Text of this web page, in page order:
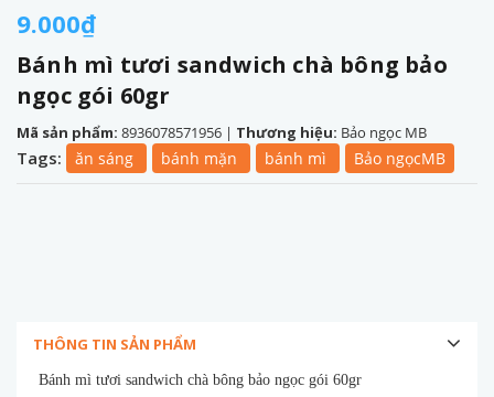
9.000₫
Bánh mì tươi sandwich chà bông bảo
ngọc gói 60gr
Mã sản phẩm: 8936078571956 | Thương hiệu: Bảo ngọc MB
Tags: ăn sáng bánh mặn bánh mì Bảo ngọcMB
THÔNG TIN SẢN PHẨM
Bánh mì tươi sandwich chà bông bảo ngọc gói 60gr